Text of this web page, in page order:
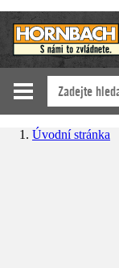
Úvodní stránka